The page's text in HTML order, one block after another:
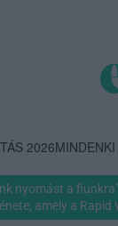
2026
nyomást a
amely a Rapid